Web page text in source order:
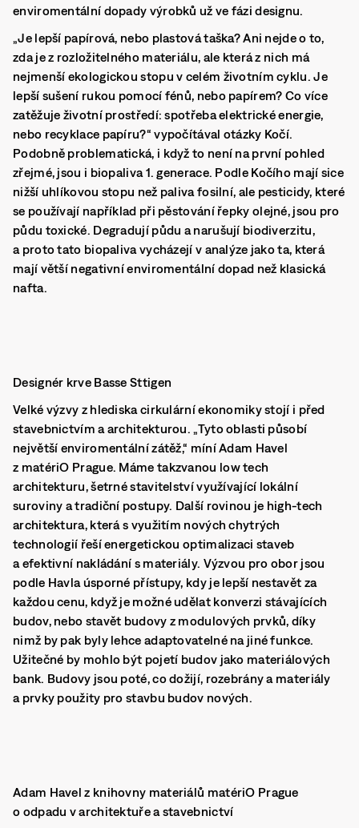
enviromentální dopady výrobků už ve fázi designu.
„Je lepší papírová, nebo plastová taška? Ani nejde o to,
zda je z rozložitelného materiálu, ale která z nich má
nejmenší ekologickou stopu v celém životním cyklu. Je
lepší sušení rukou pomocí fénů, nebo papírem? Co více
zatěžuje životní prostředí: spotřeba elektrické energie,
nebo recyklace papíru?“ vypočítával otázky Kočí.
Podobně problematická, i když to není na první pohled
zřejmé, jsou i biopaliva 1. generace. Podle Kočího mají sice
nižší uhlíkovou stopu než paliva fosilní, ale pesticidy, které
se používají například při pěstování řepky olejné, jsou pro
půdu toxické. Degradují půdu a narušují biodiverzitu,
a proto tato biopaliva vycházejí v analýze jako ta, která
mají větší negativní enviromentální dopad než klasická
nafta.
Designér krve Basse Sttigen
Velké výzvy z hlediska cirkulární ekonomiky stojí i před
stavebnictvím a architekturou. „Tyto oblasti působí
největší enviromentální zátěž,“ míní Adam Havel
z matériO Prague. Máme takzvanou low tech
architekturu, šetrné stavitelství využívající lokální
suroviny a tradiční postupy. Další rovinou je high-tech
architektura, která s využitím nových chytrých
technologií řeší energetickou optimalizaci staveb
a efektivní nakládání s materiály. Výzvou pro obor jsou
podle Havla úsporné přístupy, kdy je lepší nestavět za
každou cenu, když je možné udělat konverzi stávajících
budov, nebo stavět budovy z modulových prvků, díky
nimž by pak byly lehce adaptovatelné na jiné funkce.
Užitečné by mohlo být pojetí budov jako materiálových
bank. Budovy jsou poté, co dožijí, rozebrány a materiály
a prvky použity pro stavbu budov nových.
Adam Havel z knihovny materiálů matériO Prague
o odpadu v architektuře a stavebnictví